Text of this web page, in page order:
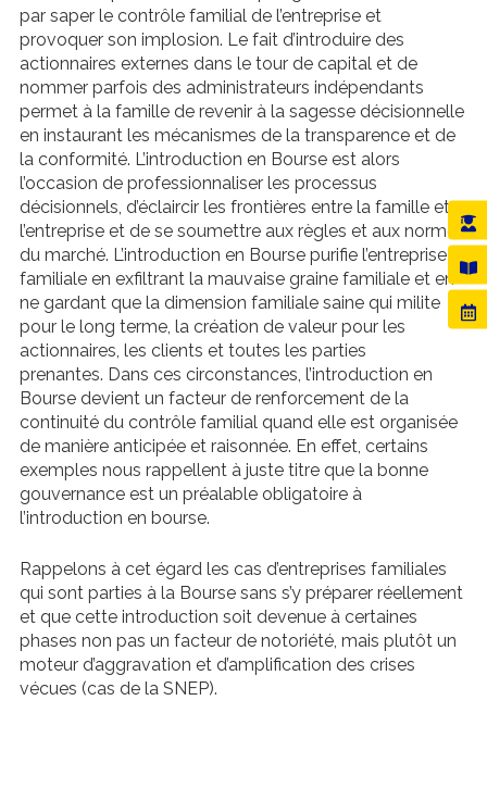
par saper le contrôle familial de l’entreprise et
provoquer son implosion. Le fait d’introduire des
actionnaires externes dans le tour de capital et de
nommer parfois des administrateurs indépendants
permet à la famille de revenir à la sagesse décisionnelle
en instaurant les mécanismes de la transparence et de
la conformité. L’introduction en Bourse est alors
l’occasion de professionnaliser les processus
décisionnels, d’éclaircir les frontières entre la famille et
l’entreprise et de se soumettre aux règles et aux normes
du marché. L’introduction en Bourse purifie l’entreprise
familiale en exfiltrant la mauvaise graine familiale et en
ne gardant que la dimension familiale saine qui milite
pour le long terme, la création de valeur pour les
actionnaires, les clients et toutes les parties
prenantes. Dans ces circonstances, l’introduction en
Bourse devient un facteur de renforcement de la
continuité du contrôle familial quand elle est organisée
de manière anticipée et raisonnée. En effet, certains
exemples nous rappellent à juste titre que la bonne
gouvernance est un préalable obligatoire à
l’introduction en bourse.
Rappelons à cet égard les cas d’entreprises familiales
qui sont parties à la Bourse sans s’y préparer réellement
et que cette introduction soit devenue à certaines
phases non pas un facteur de notoriété, mais plutôt un
moteur d’aggravation et d’amplification des crises
vécues (cas de la SNEP).